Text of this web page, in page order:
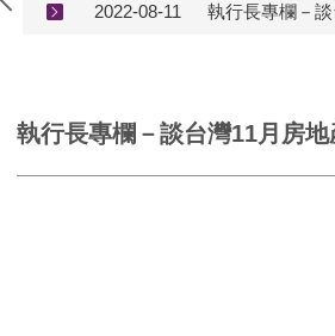
2022-08-11
執行長專欄－談台灣11月房